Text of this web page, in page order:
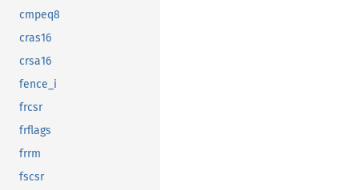
cmpeq8
cras16
crsa16
fence_i
frcsr
frflags
frrm
fscsr